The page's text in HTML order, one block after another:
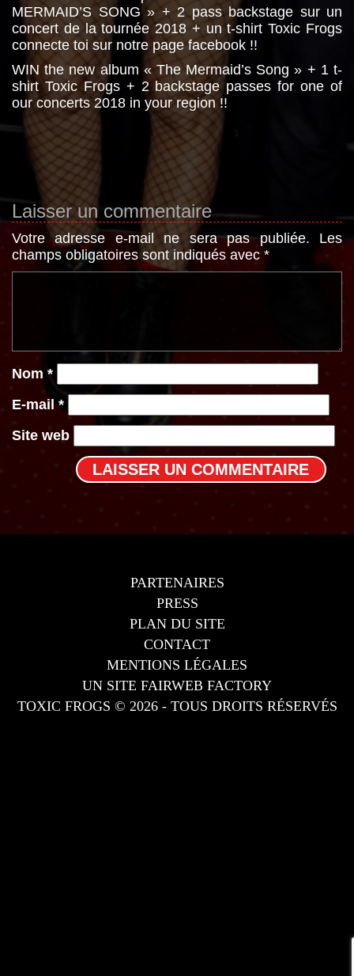
MERMAID’S SONG » + 2 pass backstage sur un
concert de la tournée 2018 + un t-shirt Toxic Frogs
connecte toi sur notre page facebook !!
WIN the new album « The Mermaid’s Song » + 1 t-
shirt Toxic Frogs + 2 backstage passes for one of
our concerts 2018 in your region !!
Laisser un commentaire
Votre adresse e-mail ne sera pas publiée.
Les
champs obligatoires sont indiqués avec *
Nom *
E-mail*
Site web
PARTENAIRES
PRESS
PLAN DU SITE
CONTACT
MENTIONS LÉGALES
UN SITE FAIRWEB FACTORY
TOXIC FROGS © 2026 - TOUS DROITS RÉSERVÉS